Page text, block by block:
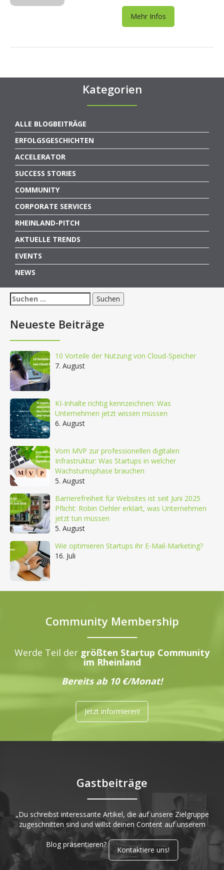
Mehr Infos
Kategorien
ALLE BLOGBEITRÄGE
ERFOLGSGESCHICHTEN
ACCELERATOR
SUCCESS STORIES
COMMUNITY
CORPORATE SERVICES
RHEINLAND-PITCH
AKTUELLE TRENDS
EVENTS
NEWS
Suchen
nach:
Neueste Beiträge
10 Vorteile der Nutzung von Cloud-Speicher
7. August
KI-Inhalte richtig kennzeichnen: Was
Unternehmen jetzt wissen müssen
6. August
Vom MVP zur professionellen digitalen
Infrastruktur: Was Startups in welcher
Wachstumsphase brauchen
5. August
Barrierefreiheit für Websites ist seit Juni 2025
Pflicht: Robin Oehler erklärt, was Unternehmen
jetzt tun müssen
5. August
Wie optimieren Startups ihr E-Mail-Marketing?
16. Juli
Community Membership
Werde Teil der größten Startup Community
im Rheinland
Bereits ab 10 €/Monat!
Jetzt informieren!
Gastbeiträge
„Du schreibst interessante Artikel, die auf unsere Zielgruppe
zugeschnitten sind und willst deinen Content auf unserem
Blog präsentieren?
Kontaktiere uns!